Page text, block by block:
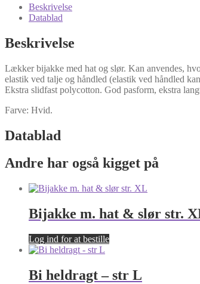
Beskrivelse
Datablad
Beskrivelse
Lækker bijakke med hat og slør. Kan anvendes,
elastik ved talje og håndled (elastik ved håndled
Ekstra slidfast polycotton. God pasform, ekstra
Farve: Hvid.
Datablad
Andre har også kigget på
Bijakke m. hat & slør str.
Log ind for at bestille
Bi heldragt – str L